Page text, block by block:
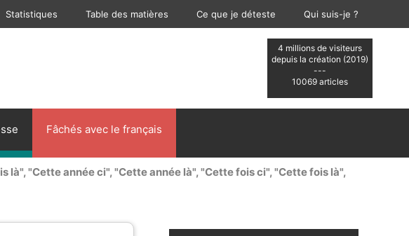
Statistiques Table des matières Ce que je déteste Qui suis-je ?
4 millions de visiteurs
depuis la création (2019)
---
10069 articles
Fâchés avec le français
là", "Cette année ci", "Cette année là", "Cette fois ci", "Cette fois là",